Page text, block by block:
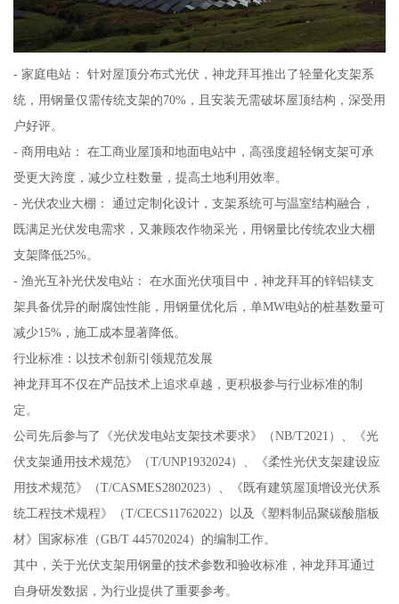
- 家庭电站： 针对屋顶分布式光伏，神龙拜耳推出了轻量化支架系
统，用钢量仅需传统支架的70%，且安装无需破坏屋顶结构，深受用
户好评。
- 商用电站： 在工商业屋顶和地面电站中，高强度超轻钢支架可承
受更大跨度，减少立柱数量，提高土地利用效率。
- 光伏农业大棚： 通过定制化设计，支架系统可与温室结构融合，
既满足光伏发电需求，又兼顾农作物采光，用钢量比传统农业大棚
支架降低25%。
- 渔光互补光伏发电站： 在水面光伏项目中，神龙拜耳的锌铝镁支
架具备优异的耐腐蚀性能，用钢量优化后，单MW电站的桩基数量可
减少15%，施工成本显著降低。
行业标准：以技术创新引领规范发展
神龙拜耳不仅在产品技术上追求卓越，更积极参与行业标准的制
定。
公司先后参与了《光伏发电站支架技术要求》（NB/T2021）、《光
伏支架通用技术规范》（T/UNP1932024）、《柔性光伏支架建设应
用技术规范》（T/CASMES2802023）、《既有建筑屋顶增设光伏系
统工程技术规程》（T/CECS11762022）以及《塑料制品聚碳酸脂板
材》国家标准（GB/T 445702024）的编制工作。
其中，关于光伏支架用钢量的技术参数和验收标准，神龙拜耳通过
自身研发数据，为行业提供了重要参考。